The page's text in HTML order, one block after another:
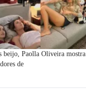
beijo, Paolla Oliveira mostra
de